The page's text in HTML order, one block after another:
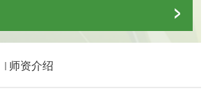
师资介绍